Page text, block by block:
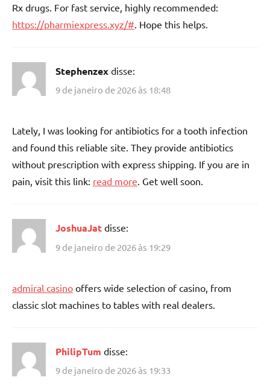
Rx drugs. For fast service, highly recommended:
https://pharmiexpress.xyz/# . Hope this helps.
Stephenzex disse:
9 de janeiro de 2026 às 18:48
Lately, I was looking for antibiotics for a tooth infection
and found this reliable site. They provide antibiotics
without prescription with express shipping. If you are in
pain, visit this link: read more. Get well soon.
JoshuaJat disse:
9 de janeiro de 2026 às 19:29
admiral casino offers wide selection of casino, from
classic slot machines to tables with real dealers.
PhilipTum disse:
9 de janeiro de 2026 às 19:33